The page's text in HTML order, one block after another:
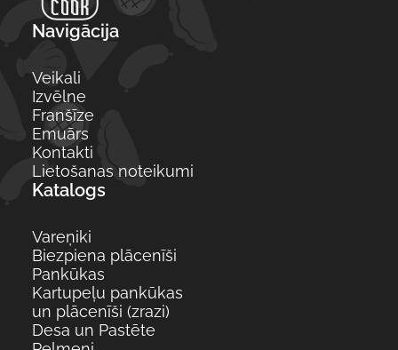
Navigācija
Veikali
Izvēlne
Franšīze
Emuārs
Kontakti
Lietošanas noteikumi
Katalogs
Vareņiki
Biezpiena plācenīši
Pankūkas
Kartupeļu pankūkas
un plācenīši (zrazi)
Desa un Pastēte